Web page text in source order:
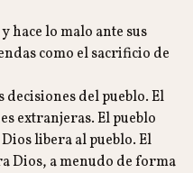
hace lo malo ante sus
como el sacrificio de
decisiones del pueblo. El
extranjeras. El pueblo
libera al pueblo. El
Dios, a menudo de forma